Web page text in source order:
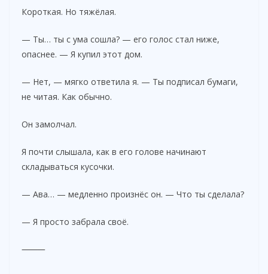
Короткая. Но тяжёлая.
— Ты… ты с ума сошла? — его голос стал ниже,
опаснее. — Я купил этот дом.
— Нет, — мягко ответила я. — Ты подписал бумаги,
не читая. Как обычно.
Он замолчал.
Я почти слышала, как в его голове начинают
складываться кусочки.
— Ава… — медленно произнёс он. — Что ты сделала?
— Я просто забрала своё.
⸻